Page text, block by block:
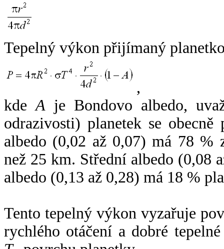
Tepelný výkon přijímaný
,
kdeA je Bondovo albedo,
odrazivosti) planetek se
albedo (0,02 až 0,07) má 78 %
než 25 km. Střední albedo (0,08
albedo (0,13 až 0,28) má 18 %
Tento tepelný výkon vyzařuje
rychlého otáčení a dobré